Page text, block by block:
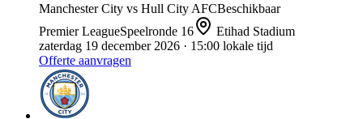
Manchester City vs Hull City AFCBeschikbaar
Premier LeagueSpeelronde 16
Etihad Stadium
zaterdag 19 december 2026 · 15:00 lokale tijd
Offerte aanvragen